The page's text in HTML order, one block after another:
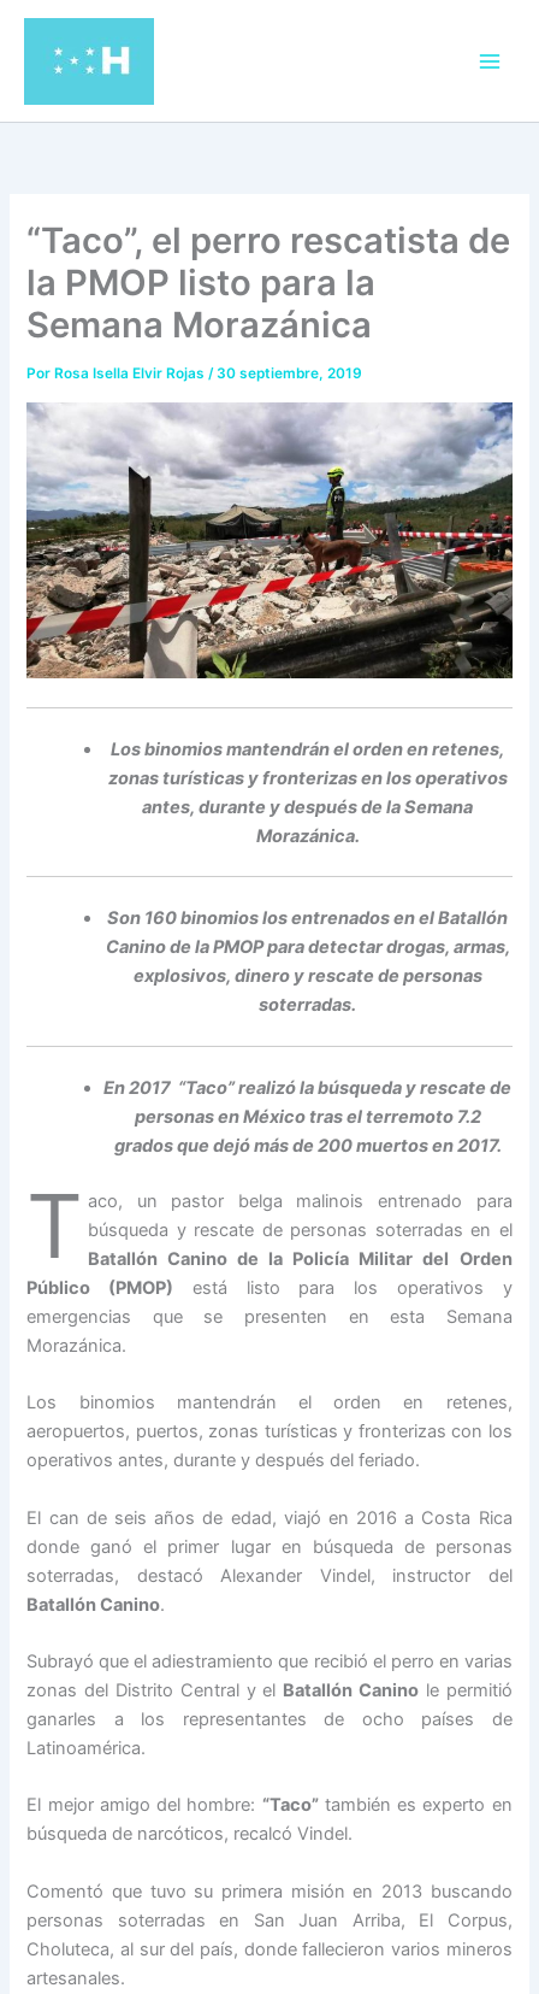
contenido
“Taco”, el perro rescatista de
la PMOP listo para la
Semana Morazánica
Por Rosa Isella Elvir Rojas/30 septiembre, 2019
Los binomios mantendrán el orden en retenes,
zonas turísticas y fronterizas en los operativos
antes, durante y después de la Semana
Morazánica.
Son 160 binomios los entrenados en el Batallón
Canino de la PMOP para detectar drogas, armas,
explosivos, dinero y rescate de personas
soterradas.
En 2017 “Taco” realizó la búsqueda y rescate de
personas en México tras el terremoto 7.2
grados que dejó más de 200 muertos en 2017.
T aco, un pastor belga malinois entrenado para
búsqueda y rescate de personas soterradas en el
Batallón Canino de la Policía Militar del Orden
Público (PMOP) está listo para los operativos y
emergencias que se presenten en esta Semana
Morazánica.
Los binomios mantendrán el orden en retenes,
aeropuertos, puertos, zonas turísticas y fronterizas con los
operativos antes, durante y después del feriado.
El can de seis años de edad, viajó en 2016 a Costa Rica
donde ganó el primer lugar en búsqueda de personas
soterradas, destacó Alexander Vindel, instructor del
Batallón Canino.
Subrayó que el adiestramiento que recibió el perro en varias
zonas del Distrito Central y el Batallón Caninole permitió
ganarles a los representantes de ocho países de
Latinoamérica.
El mejor amigo del hombre: “Taco”también es experto en
búsqueda de narcóticos, recalcó Vindel.
Comentó que tuvo su primera misión en 2013 buscando
personas soterradas en San Juan Arriba, El Corpus,
Choluteca, al sur del país, donde fallecieron varios mineros
artesanales.